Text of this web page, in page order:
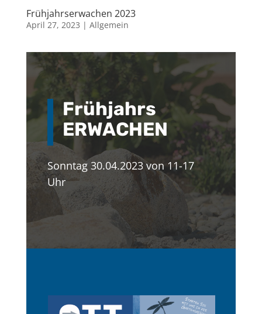
Frühjahrserwachen 2023
April 27, 2023 | Allgemein
Frühjahrs
ERWACHEN
Sonntag 30.04.2023 von 11-17
Uhr